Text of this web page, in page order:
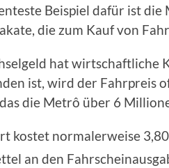
Bei­spiel dafür ist die
die zum Kauf von
hat wirt­schaft­li­che
ist, wird der Fahr­preis
die Metrô über 6
kos­tet nor­ma­ler­wei­se
an den